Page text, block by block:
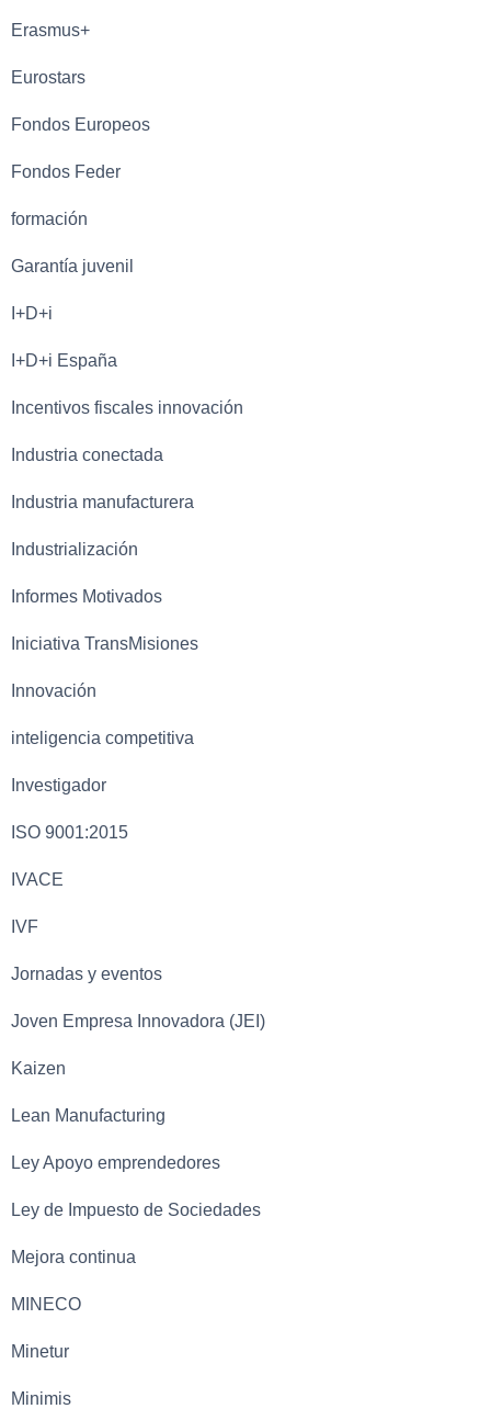
Erasmus+
Eurostars
Fondos Europeos
Fondos Feder
formación
Garantía juvenil
I+D+i
I+D+i España
Incentivos fiscales innovación
Industria conectada
Industria manufacturera
Industrialización
Informes Motivados
Iniciativa TransMisiones
Innovación
inteligencia competitiva
Investigador
ISO 9001:2015
IVACE
IVF
Jornadas y eventos
Joven Empresa Innovadora (JEI)
Kaizen
Lean Manufacturing
Ley Apoyo emprendedores
Ley de Impuesto de Sociedades
Mejora continua
MINECO
Minetur
Minimis